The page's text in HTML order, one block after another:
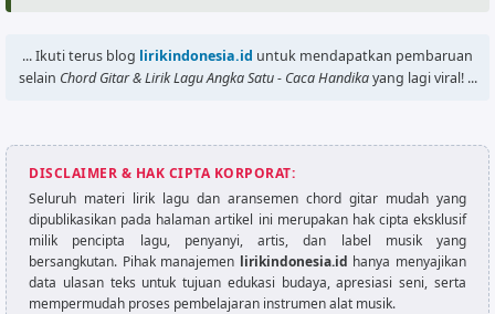
Kemana harus kemana
F       E       Am
Am              Dm
Yang selalu menyiksa diri
G               C
Atau ku relakan begini
... Ikuti terus blog lirikindonesia.id untuk mendapatkan pembaruan
selain Chord Gitar & Lirik Lagu Angka Satu - Caca Handikayang lagi viral! ...
DISCLAIMER & HAK CIPTA KORPORAT:
Seluruh materi lirik lagu dan aransemen chord gitar mudah yang
dipublikasikan pada halaman artikel ini merupakan hak cipta eksklusif
milik pencipta lagu, penyanyi, artis, dan label musik yang
bersangkutan. Pihak manajemen lirikindonesia.id hanya menyajikan
data ulasan teks untuk tujuan edukasi budaya, apresiasi seni, serta
mempermudah proses pembelajaran instrumen alat musik.